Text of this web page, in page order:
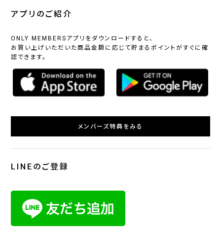
アプリのご紹介
ONLY MEMBERSアプリをダウンロードすると、
お買い上げいただいた商品金額に応じて貯まるポイントがすぐに確
認できます。
メンバーズ特典をみる
LINEのご登録